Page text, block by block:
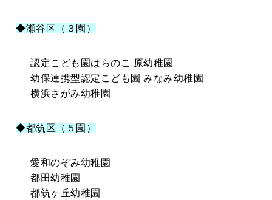
◆瀬谷区（３園）
認定こども園はらのこ 原幼稚園
幼保連携型認定こども園 みなみ幼稚園
横浜さがみ幼稚園
◆都筑区（５園）
愛和のぞみ幼稚園
都田幼稚園
都筑ヶ丘幼稚園